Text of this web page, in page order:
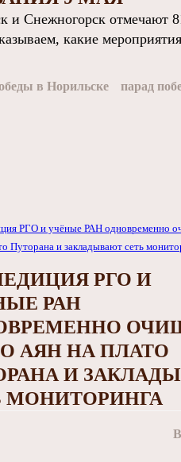
и Снежногорск отмечают
какие
в Норильске
парад
РГО И
РАН
АЯН НА ПЛАТО
И
МОНИТОРИНГА